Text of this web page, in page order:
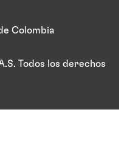
Todos los derechos
Colombia